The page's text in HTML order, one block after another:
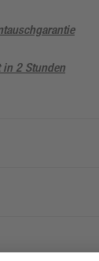
2 Stunden